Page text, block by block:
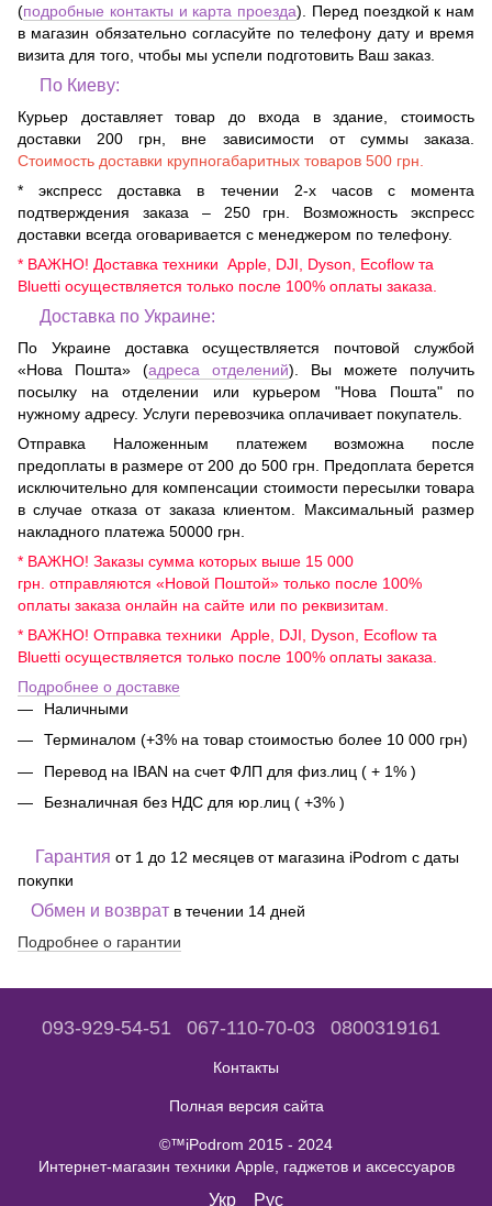
(подробные контакты и карта проезда). Перед поездкой к нам
в магазин обязательно согласуйте по телефону дату и время
визита для того, чтобы мы успели подготовить Ваш заказ.
По Киеву:
Курьер доставляет товар до входа в здание, стоимость
доставки 200 грн, вне зависимости от суммы заказа.
Стоимость доставки крупногабаритных товаров 500 грн.
* экспресс доставка в течении 2-х часов с момента
подтверждения заказа – 250 грн. Возможность экспресс
доставки всегда оговаривается с менеджером по телефону.
* ВАЖНО! Доставка техники Apple, DJI, Dyson, Ecoflow та
Bluetti осуществляется только после 100% оплаты заказа.
Доставка по Украине:
По Украине доставка осуществляется почтовой службой
«Нова Пошта» (адреса отделений). Вы можете получить
посылку на отделении или курьером "Нова Пошта" по
нужному адресу. Услуги перевозчика оплачивает покупатель.
Отправка Наложенным платежем возможна после
предоплаты в размере от 200 до 500 грн. Предоплата берется
исключительно для компенсации стоимости пересылки товара
в случае отказа от заказа клиентом. Максимальный размер
накладного платежа 50000 грн.
* ВАЖНО! Заказы сумма которых выше 15 000
грн. отправляются «Новой Поштой» только после 100%
оплаты заказа онлайн на сайте или по реквизитам.
* ВАЖНО! Отправка техники Apple, DJI, Dyson, Ecoflow та
Bluetti осуществляется только после 100% оплаты заказа.
Подробнее о доставке
Наличными
Терминалом (+3% на товар стоимостью более 10 000 грн)
Перевод на IBAN на счет ФЛП для физ.лиц ( + 1% )
Безналичная без НДС для юр.лиц ( +3% )
Гарантия от 1 до 12 месяцев от магазина iPodrom с даты
покупки
Обмен и возврат в течении 14 дней
Подробнее о гарантии
093-929-54-51 067-110-70-03 0800319161
Контакты
Полная версия сайта
©™iPodrom 2015 - 2024
Интернет-магазин техники Apple, гаджетов и аксессуаров
Укр Рус